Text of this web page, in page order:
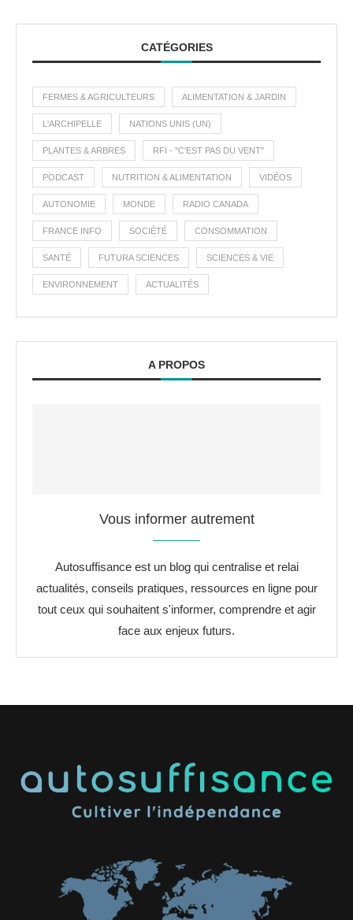
CATÉGORIES
FERMES & AGRICULTEURS ALIMENTATION & JARDIN
L'ARCHIPELLE NATIONS UNIS (UN)
PLANTES & ARBRES RFI - "C'EST PAS DU VENT"
PODCAST NUTRITION & ALIMENTATION VIDÉOS
AUTONOMIE MONDE RADIO CANADA
FRANCE INFO SOCIÉTÉ CONSOMMATION
SANTÉ FUTURA SCIENCES SCIENCES & VIE
ENVIRONNEMENT ACTUALITÉS
A PROPOS
Vous informer autrement
Autosuffisance est un blog qui centralise et relai
actualités, conseils pratiques, ressources en ligne pour
tout ceux qui souhaitent s'informer, comprendre et agir
face aux enjeux futurs.